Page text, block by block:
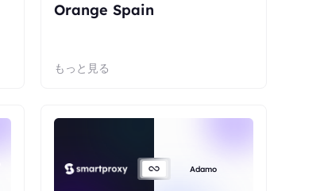
Orange Spain
もっと見る
Adamo